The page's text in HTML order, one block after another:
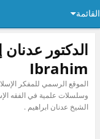
القائمة
Ibrahim
الموقع الرسمي للمفكر
وسلسلات علمية في الفقه
الشيخ عدنان ابراهيم .